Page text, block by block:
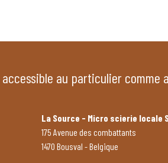
accessible au particulier comme
La Source - Micro scierie locale
175 Avenue des combattants
1470 Bousval - Belgique